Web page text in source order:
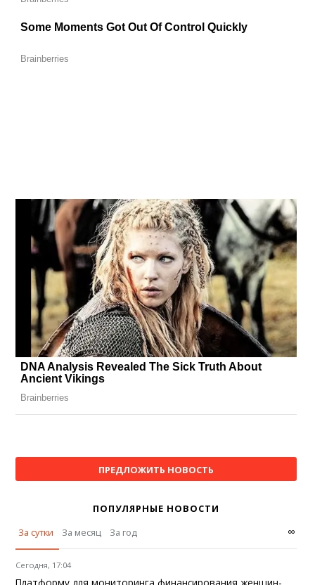
ПРЕДЛОЖИТЬ НОВОСТЬ
ПОПУЛЯРНЫЕ НОВОСТИ
За сутки
За месяц За год ∞
Сегодня, 17:04